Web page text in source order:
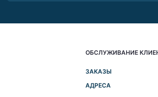
ОБСЛУЖИВАНИЕ
ЗАКАЗЫ
АДРЕСА